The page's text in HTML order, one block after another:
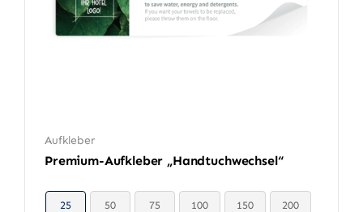
Aufkleber
Premium-Aufkleber „Handtuchwechsel“
25 50 75 100 150 200